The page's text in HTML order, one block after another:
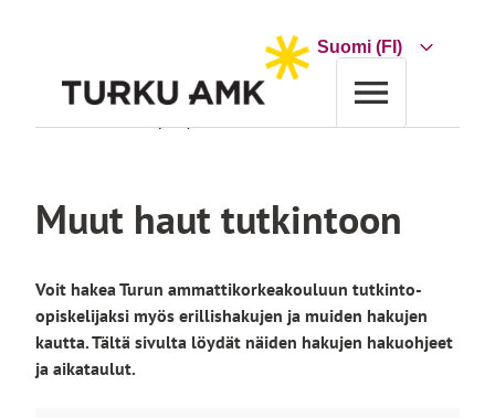
Choose
Muut haut tutkintoon
Voit hakea Turun ammattikorkeakouluun tutkinto-
opiskelijaksi myös erillishakujen ja muiden hakujen
kautta. Tältä sivulta löydät näiden hakujen hakuohjeet
ja aikataulut.